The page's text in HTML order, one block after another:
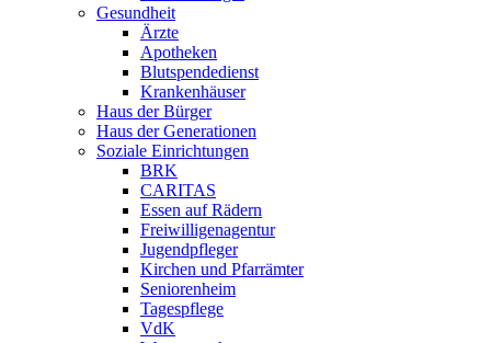
Gesundheit
Ärzte
Apotheken
Blutspendedienst
Krankenhäuser
Haus der Bürger
Haus der Generationen
Soziale Einrichtungen
BRK
CARITAS
Essen auf Rädern
Freiwilligenagentur
Jugendpfleger
Kirchen und Pfarrämter
Seniorenheim
Tagespflege
VdK